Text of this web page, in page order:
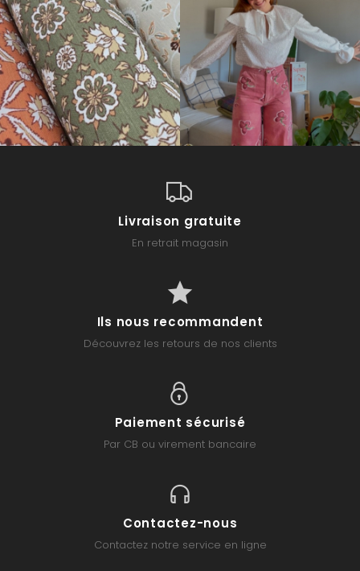
Livraison gratuite
En retrait magasin
Ils nous recommandent
Découvrez les retours de nos clients
Paiement sécurisé
Par CB ou virement bancaire
Contactez-nous
Contactez notre service en ligne